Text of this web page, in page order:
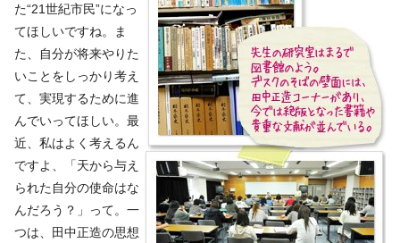
た“21世紀市民”になっ
てほしいですね。ま
た、自分が将来やりた
いことをしっかり考え
て、実現するために進
んでいってほしい。最
近、私はよく考えるん
ですよ、「天から与え
られた自分の使命はな
んだろう？」って。一
つは、田中正造の思想